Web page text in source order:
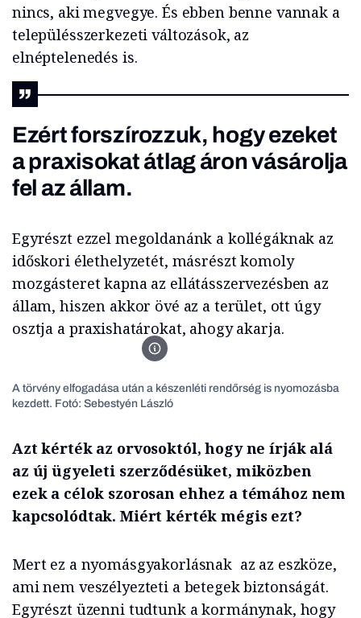
nincs, aki megvegye. És ebben benne vannak a
településszerkezeti változások, az
elnéptelenedés is.
Ezért forszírozzuk, hogy ezeket
a praxisokat átlag áron vásárolja
fel az állam.
Egyrészt ezzel megoldanánk a kollégáknak az
időskori élethelyzetét, másrészt komoly
mozgásteret kapna az ellátásszervezésben az
állam, hiszen akkor övé az a terület, ott úgy
osztja a praxishatárokat, ahogy akarja.
Kincses Gyula, a MOK elnöke. Fotó: Sebestyén
A törvény elfogadása után a készenléti rendőrség is nyomozásba
kezdett. Fotó: Sebestyén László
Azt kérték az orvosoktól, hogy ne írják alá
az új ügyeleti szerződésüket, miközben
ezek a célok szorosan ehhez a témához nem
kapcsolódtak. Miért kérték mégis ezt?
Mert ez a nyomásgyakorlásnak az az eszköze,
ami nem veszélyezteti a betegek biztonságát.
Egyrészt üzenni tudtunk a kormánynak, hogy